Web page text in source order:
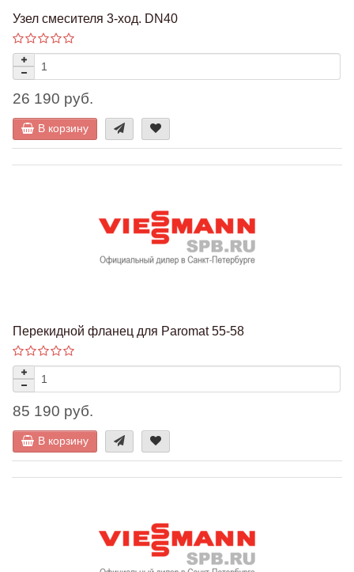
Узел смесителя 3-ход. DN40
26 190 руб.
В корзину
Перекидной фланец для Paromat 55-58
85 190 руб.
В корзину